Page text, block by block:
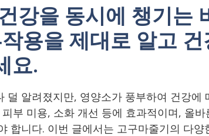
강을 동시에 챙기는
용을 제대로 알고 건
요.
덜 알려졌지만, 영양소가 풍부하여 건강에
부 미용, 소화 개선 등에 효과적이며, 올바
합니다. 이번 글에서는 고구마줄기의 다양